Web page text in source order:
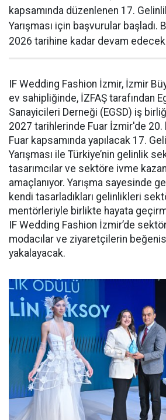
kapsamında düzenlenen 17.
Yarışması için başvurular başladı.
2026 tarihine kadar devam
IF Wedding Fashion İzmir, İzmir
ev sahipliğinde, İZFAŞ tarafından
Sanayicileri Derneği (EGSD) iş
2027 tarihlerinde Fuar İzmir'de
Fuar kapsamında yapılacak 17.
Yarışması ile Türkiye’nin gelinlik
tasarımcılar ve sektöre ivme
amaçlanıyor. Yarışma sayesinde
kendi tasarladıkları gelinlikleri
mentörleriyle birlikte hayata
IF Wedding Fashion İzmir’de
modacılar ve ziyaretçilerin
yakalayacak.